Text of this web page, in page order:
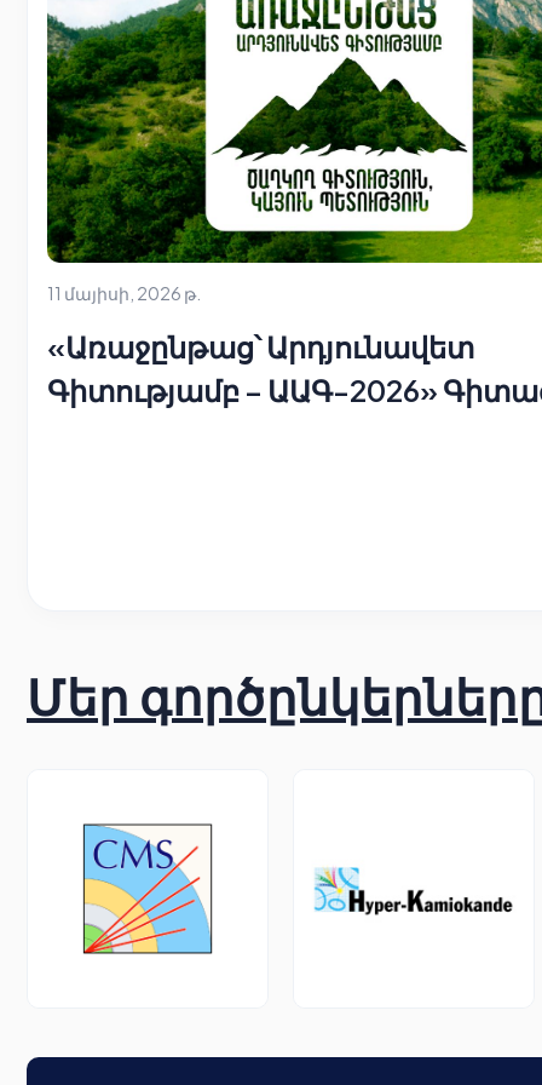
11 մայիսի, 2026 թ.
«Առաջընթաց՝ Արդյունավետ
Գիտությամբ – ԱԱԳ-2026»
Մեր